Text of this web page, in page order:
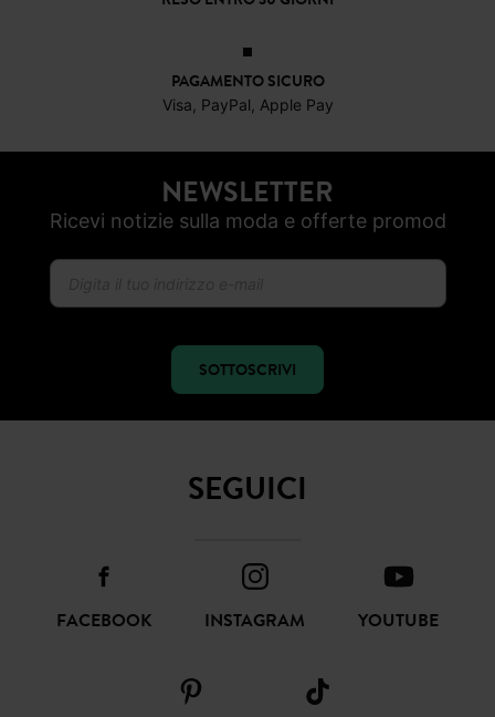
PAGAMENTO SICURO
Visa, PayPal, Apple Pay
NEWSLETTER
Ricevi notizie sulla moda e offerte promod
SOTTOSCRIVI
SEGUICI
FACEBOOK INSTAGRAM YOUTUBE